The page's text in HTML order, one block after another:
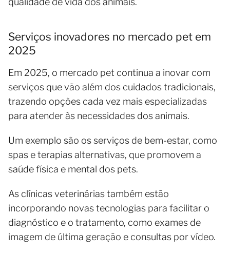
Serviços inovadores no mercado pet em
2025
Em 2025, o mercado pet continua a inovar com
serviços que vão além dos cuidados tradicionais,
trazendo opções cada vez mais especializadas
para atender às necessidades dos animais.
Um exemplo são os serviços de bem-estar, como
spas e terapias alternativas, que promovem a
saúde física e mental dos pets.
As clínicas veterinárias também estão
incorporando novas tecnologias para facilitar o
diagnóstico e o tratamento, como exames de
imagem de última geração e consultas por vídeo.